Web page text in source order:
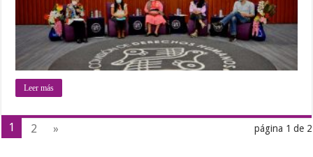
Leer más
página 1 de 2
1 2 »